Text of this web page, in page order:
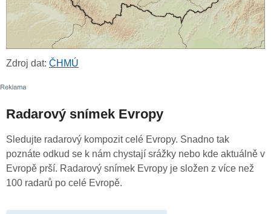
Zdroj dat: ČHMÚ
Radarový snímek Evropy
Sledujte radarový kompozit celé Evropy. Snadno tak
poznáte odkud se k nám chystají srážky nebo kde aktuálně v
Evropě prší. Radarový snímek Evropy je složen z více než
100 radarů po celé Evropě.